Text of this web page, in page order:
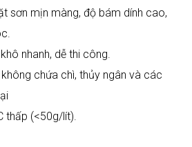
sơn mịn màng, độ bám dính cao,
nhanh, dễ thi công.
chứa chì, thủy ngân và các
thấp (<50g/lít).